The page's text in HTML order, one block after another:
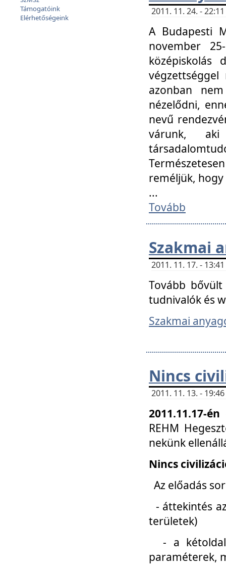
Támogatóink
Elérhetőségeink
2011. 11. 24. -
A Budapesti
november
középiskolás
azonban
nézelődni,
nevű
várunk, aki
reméljük,
...
Tovább
Szakmai
2011. 11. 17. -
Tovább bővült
tudnivalók és
Szakmai
Nincs
2011. 11. 13. -
2011.11.17-
REHM
nekünk
Nincs
Az előadás
- áttekintés
területek)
- a kétoldali
paraméterek,